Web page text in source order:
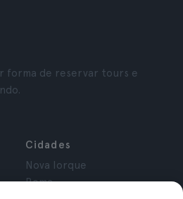
forma de reservar tours e
Cidades
Nova Iorque
Roma